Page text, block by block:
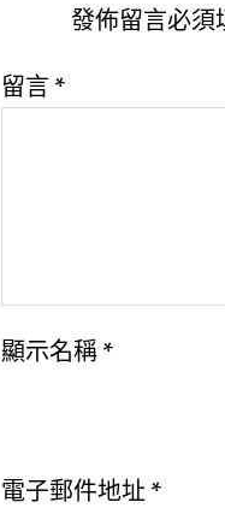
發佈留言必須
留言 *
顯示名稱 *
電子郵件地址 *